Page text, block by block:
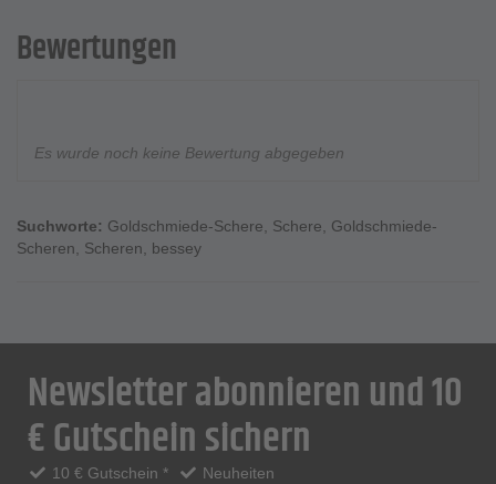
Bewertungen
Es wurde noch keine Bewertung abgegeben
Suchworte: Goldschmiede-Schere, Schere, Goldschmiede-
Scheren, Scheren, bessey
Newsletter abonnieren und 10
€ Gutschein sichern
10 € Gutschein *
Neuheiten